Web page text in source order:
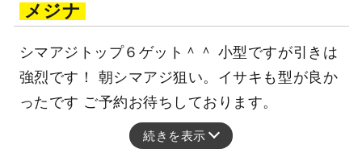
メジナ
シマアジトップ６ゲット＾＾ 小型ですが引きは
強烈です！ 朝シマアジ狙い。イサキも型が良か
ったです ご予約お待ちしております。
続きを表示